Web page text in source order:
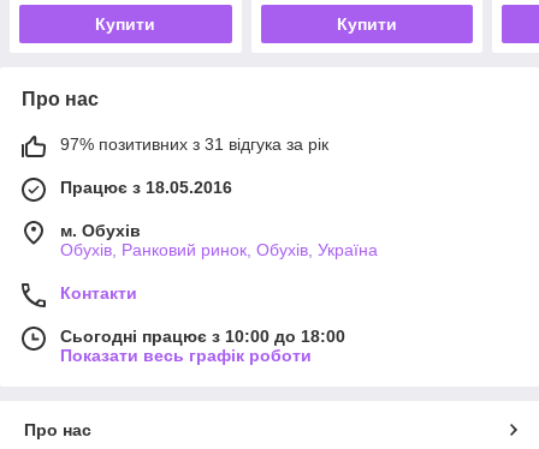
Купити Купити
Про нас
97% позитивних з 31 відгука за рік
Працює з 18.05.2016
м. Обухів
Обухів, Ранковий ринок, Обухів, Україна
Контакти
Сьогодні працює з 10:00 до 18:00
Показати весь графік роботи
Про нас